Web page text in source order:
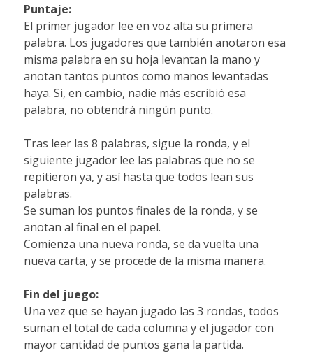
Puntaje:
El primer jugador lee en voz alta su primera
palabra. Los jugadores que también anotaron esa
misma palabra en su hoja levantan la mano y
anotan tantos puntos como manos levantadas
haya. Si, en cambio, nadie más escribió esa
palabra, no obtendrá ningún punto.
Tras leer las 8 palabras, sigue la ronda, y el
siguiente jugador lee las palabras que no se
repitieron ya, y así hasta que todos lean sus
palabras.
Se suman los puntos finales de la ronda, y se
anotan al final en el papel.
Comienza una nueva ronda, se da vuelta una
nueva carta, y se procede de la misma manera.
Fin del juego:
Una vez que se hayan jugado las 3 rondas, todos
suman el total de cada columna y el jugador con
mayor cantidad de puntos gana la partida.